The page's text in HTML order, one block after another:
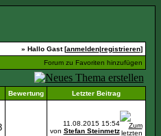
» Hallo Gast [anmelden|registrieren]
Forum zu Favoriten hinzufügen
Bewertung Letzter Beitrag
11.08.2015 15:54
von Stefan Steinmetz